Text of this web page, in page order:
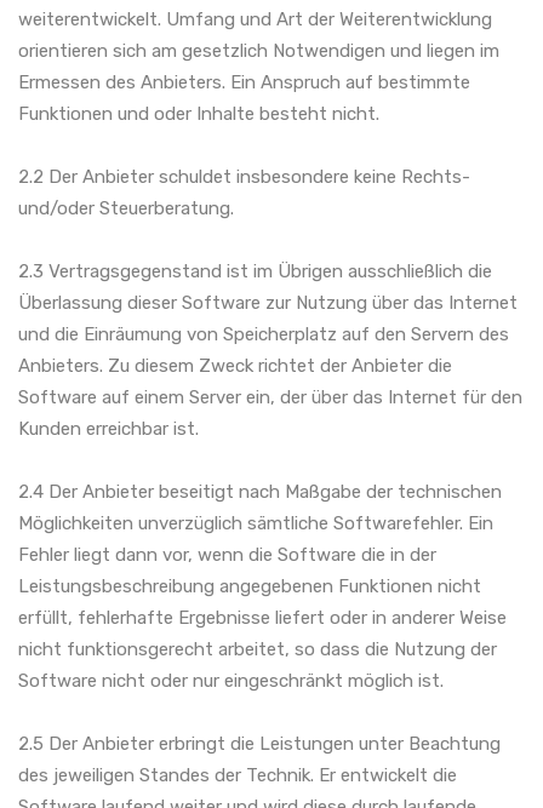
weiterentwickelt. Umfang und Art der Weiterentwicklung
orientieren sich am gesetzlich Notwendigen und liegen im
Ermessen des Anbieters. Ein Anspruch auf bestimmte
Funktionen und oder Inhalte besteht nicht.
2.2 Der Anbieter schuldet insbesondere keine Rechts-
und/oder Steuerberatung.
2.3 Vertragsgegenstand ist im Übrigen ausschließlich die
Überlassung dieser Software zur Nutzung über das Internet
und die Einräumung von Speicherplatz auf den Servern des
Anbieters. Zu diesem Zweck richtet der Anbieter die
Software auf einem Server ein, der über das Internet für den
Kunden erreichbar ist.
2.4 Der Anbieter beseitigt nach Maßgabe der technischen
Möglichkeiten unverzüglich sämtliche Softwarefehler. Ein
Fehler liegt dann vor, wenn die Software die in der
Leistungsbeschreibung angegebenen Funktionen nicht
erfüllt, fehlerhafte Ergebnisse liefert oder in anderer Weise
nicht funktionsgerecht arbeitet, so dass die Nutzung der
Software nicht oder nur eingeschränkt möglich ist.
2.5 Der Anbieter erbringt die Leistungen unter Beachtung
des jeweiligen Standes der Technik. Er entwickelt die